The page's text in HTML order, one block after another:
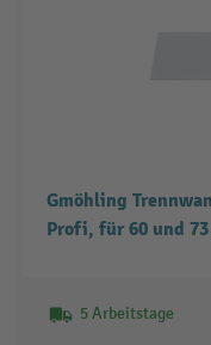
Gmöhling
Profi, für 60 und
5 Arbeitstage